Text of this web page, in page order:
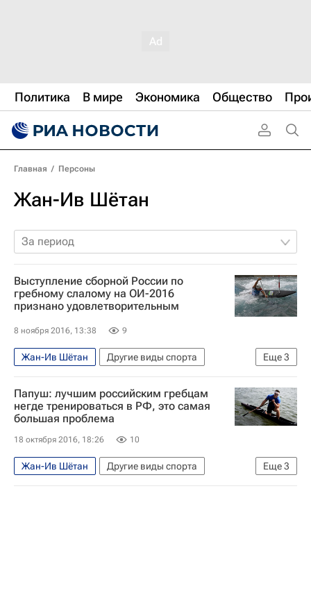
Политика В мире Экономика Общество
Главная / Персоны
Жан-Ив Шётан
За период
Выступление сборной России по
гребному слалому на ОИ-2016
признано удовлетворительным
8 ноября 2016, 13:38 9
Еще3
Жан-Ив Шётан
Другие виды спорта
Сергей Папуш
Летние Олимпийские игры 2016
Сборная России по гребному слалому
Папуш: лучшим российским гребцам
негде тренироваться в РФ, это самая
большая проблема
18 октября 2016, 18:26 10
Еще3
Жан-Ив Шётан
Другие виды спорта
Сергей Папуш